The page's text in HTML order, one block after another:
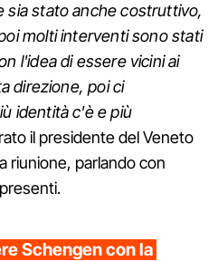
sia stato anche costruttivo,
molti interventi sono stati
l'idea di essere vicini ai
direzione, poi ci
identità c'è e più
il presidente del Veneto
riunione, parlando con
Schengen con la